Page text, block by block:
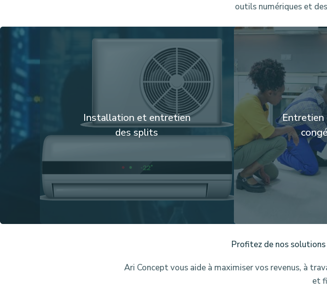
outils numériques et
Installation et entretien
des splits
Entretien
Profitez de nos
Ari Concept vous aide à maximiser vos revenus, à
et